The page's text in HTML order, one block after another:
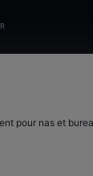
pour nas et